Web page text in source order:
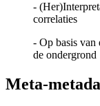
-
correlaties
- Op basis van
de ondergrond
Meta-